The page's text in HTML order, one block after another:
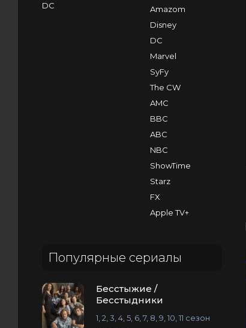
DC
Amazom
Disney
DC
Marvel
SyFy
The CW
AMC
BBC
ABC
NBC
ShowTime
Starz
FX
Apple TV+
Популярные сериалы
Бесстыжие /
Бесстыдники
1, 2, 3, 4, 5, 6, 7, 8, 9, 10, 11 сезон